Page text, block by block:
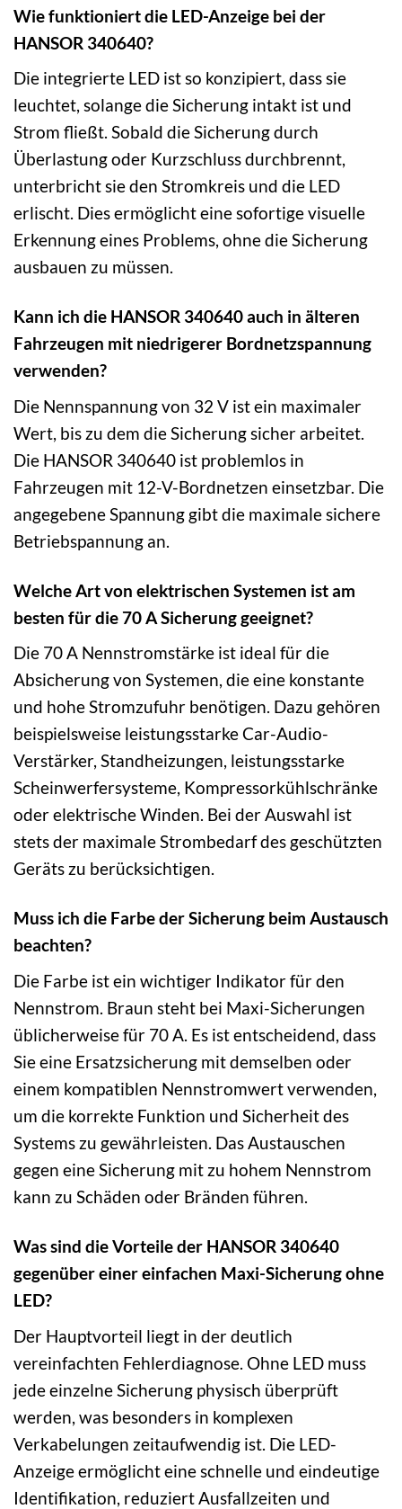
Wie funktioniert die LED-Anzeige bei der
HANSOR 340640?
Die integrierte LED ist so konzipiert, dass sie
leuchtet, solange die Sicherung intakt ist und
Strom fließt. Sobald die Sicherung durch
Überlastung oder Kurzschluss durchbrennt,
unterbricht sie den Stromkreis und die LED
erlischt. Dies ermöglicht eine sofortige visuelle
Erkennung eines Problems, ohne die Sicherung
ausbauen zu müssen.
Kann ich die HANSOR 340640 auch in älteren
Fahrzeugen mit niedrigerer Bordnetzspannung
verwenden?
Die Nennspannung von 32 V ist ein maximaler
Wert, bis zu dem die Sicherung sicher arbeitet.
Die HANSOR 340640 ist problemlos in
Fahrzeugen mit 12-V-Bordnetzen einsetzbar. Die
angegebene Spannung gibt die maximale sichere
Betriebspannung an.
Welche Art von elektrischen Systemen ist am
besten für die 70 A Sicherung geeignet?
Die 70 A Nennstromstärke ist ideal für die
Absicherung von Systemen, die eine konstante
und hohe Stromzufuhr benötigen. Dazu gehören
beispielsweise leistungsstarke Car-Audio-
Verstärker, Standheizungen, leistungsstarke
Scheinwerfersysteme, Kompressorkühlschränke
oder elektrische Winden. Bei der Auswahl ist
stets der maximale Strombedarf des geschützten
Geräts zu berücksichtigen.
Muss ich die Farbe der Sicherung beim Austausch
beachten?
Die Farbe ist ein wichtiger Indikator für den
Nennstrom. Braun steht bei Maxi-Sicherungen
üblicherweise für 70 A. Es ist entscheidend, dass
Sie eine Ersatzsicherung mit demselben oder
einem kompatiblen Nennstromwert verwenden,
um die korrekte Funktion und Sicherheit des
Systems zu gewährleisten. Das Austauschen
gegen eine Sicherung mit zu hohem Nennstrom
kann zu Schäden oder Bränden führen.
Was sind die Vorteile der HANSOR 340640
gegenüber einer einfachen Maxi-Sicherung ohne
LED?
Der Hauptvorteil liegt in der deutlich
vereinfachten Fehlerdiagnose. Ohne LED muss
jede einzelne Sicherung physisch überprüft
werden, was besonders in komplexen
Verkabelungen zeitaufwendig ist. Die LED-
Anzeige ermöglicht eine schnelle und eindeutige
Identifikation, reduziert Ausfallzeiten und